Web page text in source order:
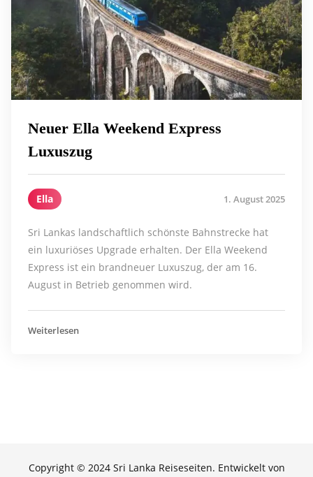
Neuer Ella Weekend Express
Luxuszug
Ella 1. August 2025
Sri Lankas landschaftlich schönste Bahnstrecke hat
ein luxuriöses Upgrade erhalten. Der Ella Weekend
Express ist ein brandneuer Luxuszug, der am 16.
August in Betrieb genommen wird.
Weiterlesen
Copyright © 2024 Sri Lanka Reiseseiten. Entwickelt von